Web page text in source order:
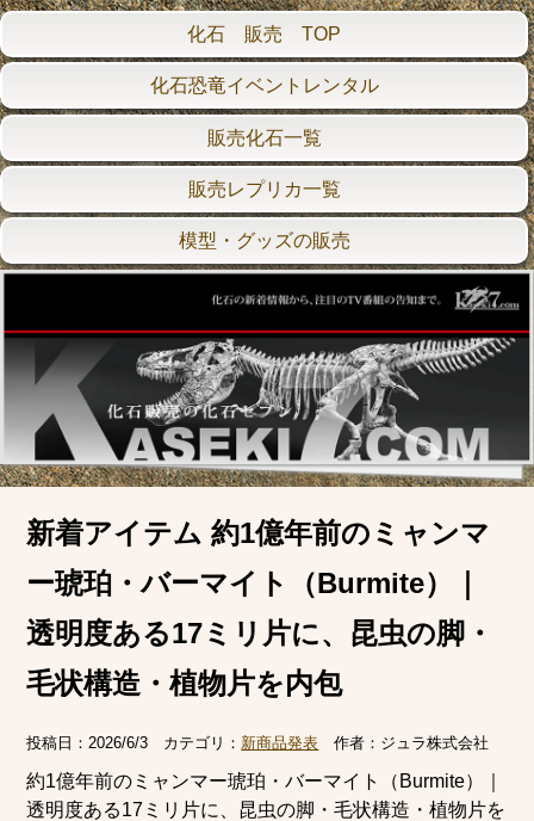
化石 販売 TOP
化石恐竜イベントレンタル
販売化石一覧
販売レプリカ一覧
模型・グッズの販売
新着アイテム 約1億年前のミャンマ
ー琥珀・バーマイト（Burmite）｜
透明度ある17ミリ片に、昆虫の脚・
毛状構造・植物片を内包
投稿日：2026/6/3 カテゴリ： 新商品発表 作者： ジュラ株式会社
約1億年前のミャンマー琥珀・バーマイト（Burmite）｜
透明度ある17ミリ片に、昆虫の脚・毛状構造・植物片を